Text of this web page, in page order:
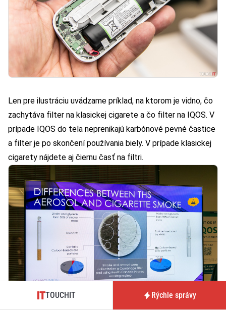
Len pre ilustráciu uvádzame príklad, na ktorom je vidno, čo
zachytáva filter na klasickej cigarete a čo filter na IQOS. V
prípade IQOS do tela neprenikajú karbónové pevné častice
a filter je po skončení používania biely. V prípade klasickej
cigarety nájdete aj čiernu časť na filtri.
TOUCHIT Rýchle správy